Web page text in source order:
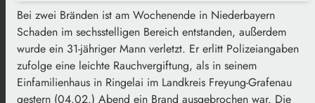
Bei zwei Bränden ist am Wochenende in Niederbayern
Schaden im sechsstelligen Bereich entstanden, außerdem
wurde ein 31-jähriger Mann verletzt. Er erlitt Polizeiangaben
zufolge eine leichte Rauchvergiftung, als in seinem
Einfamilienhaus in Ringelai im Landkreis Freyung-Grafenau
gestern (04.02.) Abend ein Brand ausgebrochen war. Die